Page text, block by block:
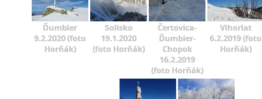
Ďumbier
9.2.2020 (foto
Horňák)
Solisko
19.1.2020
(foto Horňák)
Čertovica-
Ďumbier-
Chopok
16.2.2019
(foto Horňák)
Vihorlat
6.2.2019 (foto
Horňák)